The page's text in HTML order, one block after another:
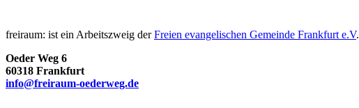
freiraum: ist ein Arbeitszweig derFreien evangelischen Gemeinde Frankfurt e.V.
Oeder Weg 6
60318 Frankfurt
info@freiraum-oederweg.de